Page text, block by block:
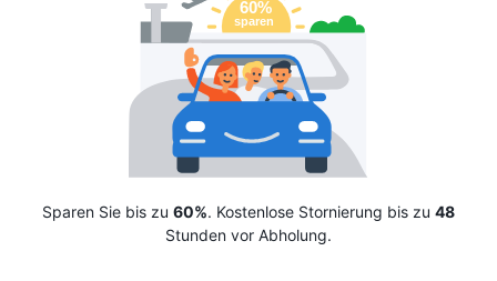
Sparen Sie bis zu 60%. Kostenlose Stornierung bis zu 48
Stunden vor Abholung.